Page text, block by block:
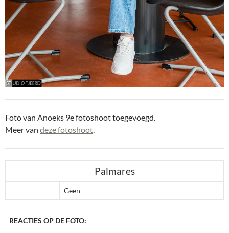
Foto van Anoeks 9e fotoshoot toegevoegd.
Meer van deze fotoshoot.
Palmares
Geen
REACTIES OP DE FOTO: